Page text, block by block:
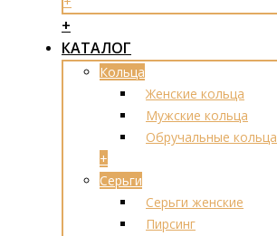
+
КАТАЛОГ
Кольца
Женские кольца
Мужские кольца
Обручальные кольца
+
Серьги
Серьги женские
Пирсинг